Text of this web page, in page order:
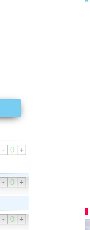
- 0 +
- 0 +
- 0 +